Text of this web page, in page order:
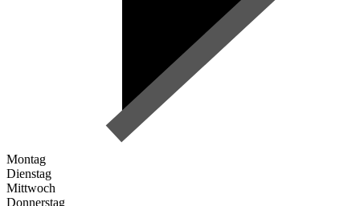
Montag
Dienstag
Mittwoch
Donnerstag